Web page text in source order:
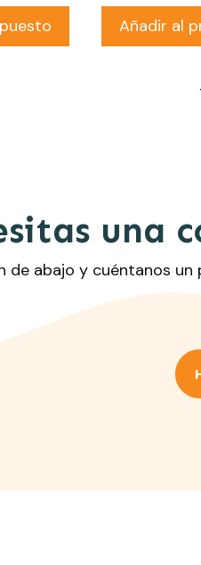
Añadir al
una
de abajo y cuéntanos